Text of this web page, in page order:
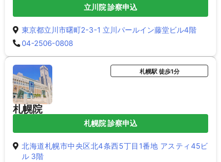
立川院 診察申込
東京都立川市曙町2-3-1 立川パールイン藤堂ビル4階
04-2506-0808
札幌院
札幌駅 徒歩1分
札幌院 診察申込
北海道札幌市中央区北4条西5丁目1番地 アスティ45ビ
ル 3階